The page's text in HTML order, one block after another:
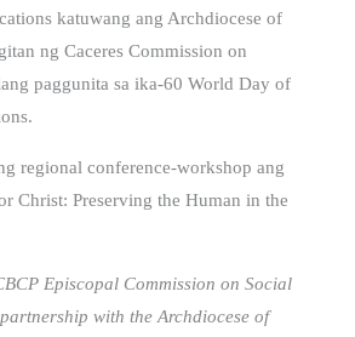
katuwang ang Archdiocese of
ng Caceres Commission on
paggunita sa ika-60 World Day of
regional conference-workshop ang
Christ: Preserving the Human in the
Episcopal Commission on Social
with the Archdiocese of